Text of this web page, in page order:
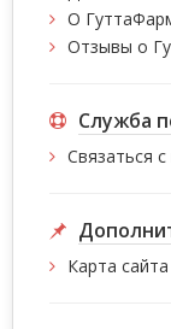
О
Отзывы о
Служба
Связаться
Карта сайта